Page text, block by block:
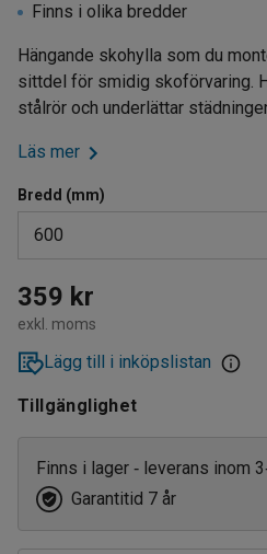
Finns i olika bredder
Hängande skohylla som du
sittdel för smidig skoförvaring.
stålrör och underlättar
Läs mer
Bredd (mm)
600
300
600
800
900
1200
359 kr
exkl. moms
Lägg till i inköpslistan
Tillgänglighet
Finns i lager ‑ leverans inom 3
Garantitid 7 år